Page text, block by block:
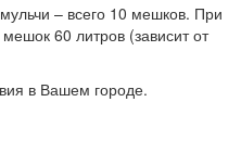
– всего 10 мешков. При
60 литров (зависит от
в Вашем городе.